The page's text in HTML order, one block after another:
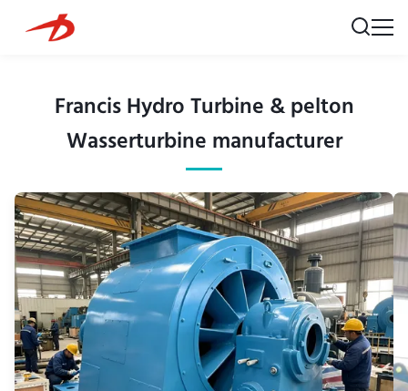
Francis Hydro Turbine & pelton
Wasserturbine manufacturer